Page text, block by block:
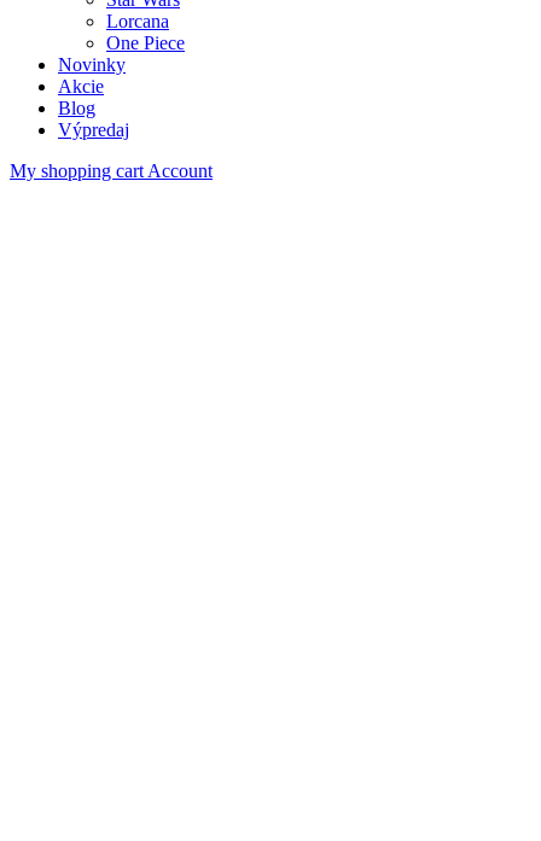
Lorcana
One Piece
Novinky
Akcie
Blog
Výpredaj
My shopping cart Account